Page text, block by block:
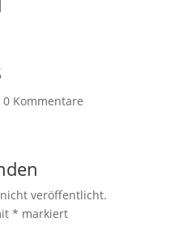
0 Kommentare
veröffentlicht.
* markiert